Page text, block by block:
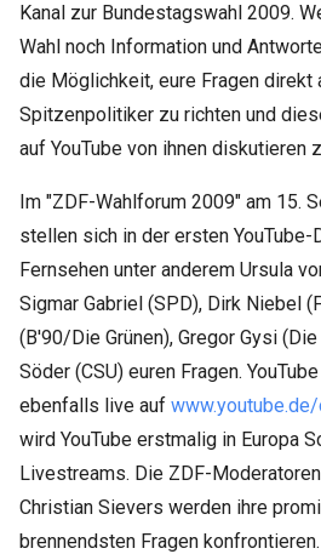
Kanal zur Bundestagswahl 2009.
Wahl noch Information und
die Möglichkeit, eure Fragen direkt
Spitzenpolitiker zu richten und
auf YouTube von ihnen diskutieren
Im "ZDF-Wahlforum 2009" am 15.
stellen sich in der ersten
Fernsehen unter anderem Ursula
Sigmar Gabriel (SPD), Dirk Niebel
(B'90/Die Grünen), Gregor Gysi
Söder (CSU) euren Fragen.
ebenfalls live auf
wird YouTube erstmalig in Europa
Livestreams. Die ZDF-
Christian Sievers werden ihre
brennendsten Fragen konfrontieren.